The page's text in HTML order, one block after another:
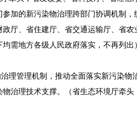
加的新污染物治理跨部门协调机制
厅、省住建厅、省交通运输厅、省
需地方各级人民政府落实，不再列出
理管理机制，推动全面落实新污染物
治理技术支撑。（省生态环境厅牵